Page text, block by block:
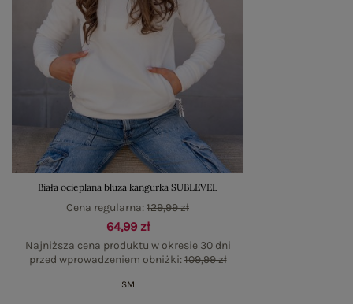
Biała ocieplana bluza kangurka SUBLEVEL
64,99 zł
Najniższa cena produktu w okresie 30 dni
przed wprowadzeniem obniżki:109,99 zł
Cena regularna:129,99 zł
SM